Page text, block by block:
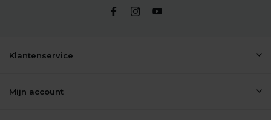
Klantenservice
Mijn account